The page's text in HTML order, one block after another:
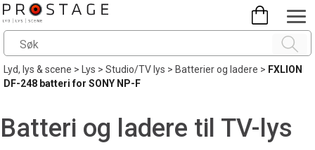
Lyd, lys & scene> Lys>Studio/TV lys>Batterier og ladere> FXLION
DF-248 batteri for SONY NP-F
Batteri og ladere til TV-lys